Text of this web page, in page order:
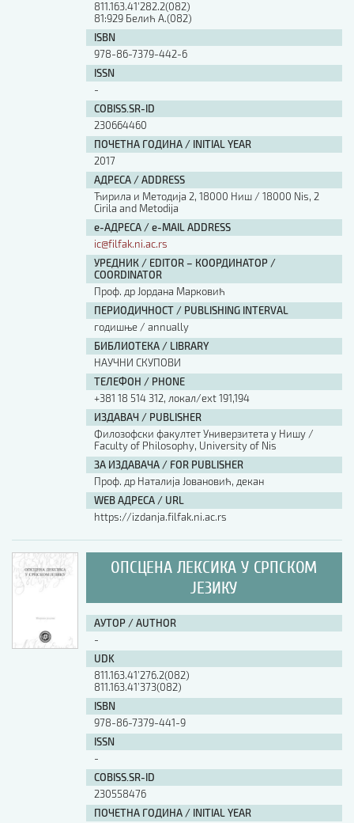
811.163.41'282.2(082)
81:929 Белић А.(082)
ISBN
978-86-7379-442-6
ISSN
-
COBISS.SR-ID
230664460
ПОЧЕТНА ГОДИНА / INITIAL YEAR
2017
АДРЕСА / ADDRESS
Ћирила и Методија 2, 18000 Ниш / 18000 Nis, 2
Cirila and Metodija
е-АДРЕСА / e-MAIL ADDRESS
ic@filfak.ni.ac.rs
УРЕДНИК / EDITOR – КООРДИНАТОР /
COORDINATOR
Проф. др Јордана Марковић
ПЕРИОДИЧНОСТ / PUBLISHING INTERVAL
годишње / annually
БИБЛИОТЕКА / LIBRARY
НАУЧНИ СКУПОВИ
ТЕЛЕФОН / PHONE
+381 18 514 312, локал/ext 191,194
ИЗДАВАЧ / PUBLISHER
Филозофски факултет Универзитета у Нишу /
Faculty of Philosophy, University of Nis
ЗА ИЗДАВАЧА / FOR PUBLISHER
Проф. др Наталија Јовановић, декан
WEB АДРЕСА / URL
https://izdanja.filfak.ni.ac.rs
ОПСЦЕНА ЛЕКСИКА У СРПСКОМ
ЈЕЗИКУ
АУТОР / AUTHOR
-
UDK
811.163.41’276.2(082)
811.163.41’373(082)
ISBN
978-86-7379-441-9
ISSN
-
COBISS.SR-ID
230558476
ПОЧЕТНА ГОДИНА / INITIAL YEAR